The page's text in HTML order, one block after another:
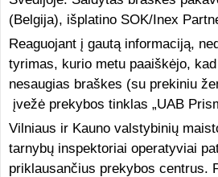
(Belgija), išplatino SOK/Inex
Reaguojant į gautą informaciją,
tyrimas, kurio metu paaiškėjo,
nesaugias braškes (su prekiniu
įvežė prekybos tinklas „UAB
Vilniaus ir Kauno valstybinių
tarnybų inspektoriai operatyviai
priklausančius prekybos centrus.